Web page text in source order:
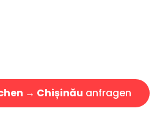
→ Chișinău anfragen